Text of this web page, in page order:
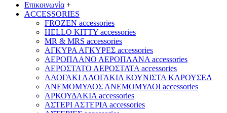
Επικοινωνία +
ACCESSORIES
FROZEN accessories
HELLO KITTY accessories
MR & MRS accessories
ΑΓΚΥΡΑ ΑΓΚΥΡΕΣ accessories
ΑΕΡΟΠΛΑΝΟ ΑΕΡΟΠΛΑΝΑ accessories
ΑΕΡΟΣΤΑΤΟ ΑΕΡΟΣΤΑΤΑ accessories
ΑΛΟΓΑΚΙ ΑΛΟΓΑΚΙΑ ΚΟΥΝΙΣΤΑ ΚΑΡΟΥΣΕΛ
ΑΝΕΜΟΜΥΛΟΣ ΑΝΕΜΟΜΥΛΟΙ accessories
ΑΡΚΟΥΔΑΚΙΑ accessories
ΑΣΤΕΡΙ ΑΣΤΕΡΙΑ accessories